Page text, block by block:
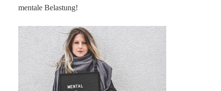
mentale Belastung!